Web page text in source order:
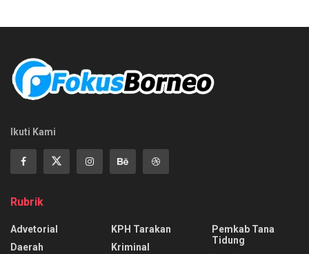
Ikuti Kami
Rubrik
Advetorial
Daerah
KPH Tarakan
Kriminal
Pemkab Tana
Tidung